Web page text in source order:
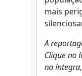
mais
A
Clique no
na